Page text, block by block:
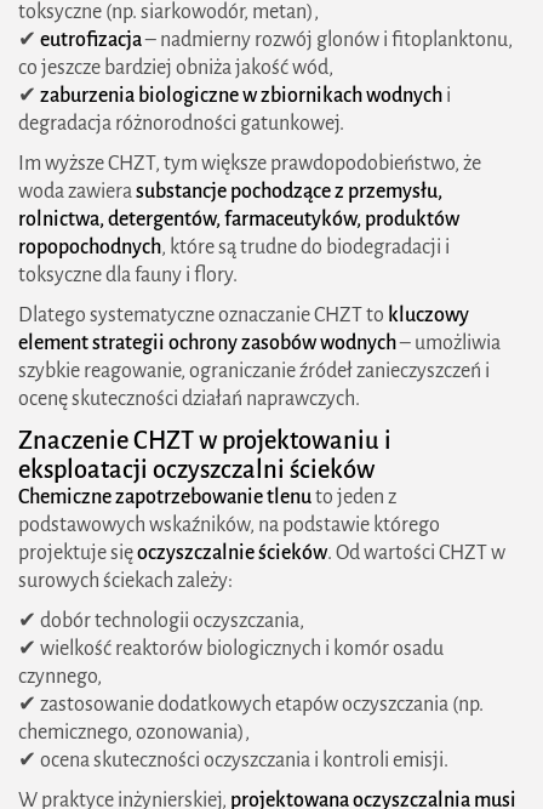
2026 zielonestrefy.pl Wszelkie prawa
zastrzeżone. Treści publikowane w serwisie są
chronione prawem autorskim.
toksyczne (np. siarkowodór, metan),
✔ eutrofizacja– nadmierny rozwój glonów i fitoplanktonu,
co jeszcze bardziej obniża jakość wód,
✔ zaburzenia biologiczne w zbiornikach wodnych i
degradacja różnorodności gatunkowej.
Im wyższe CHZT, tym większe prawdopodobieństwo, że
woda zawierasubstancje pochodzące z przemysłu,
rolnictwa, detergentów, farmaceutyków, produktów
ropopochodnych, które są trudne do biodegradacji i
toksyczne dla fauny i flory.
Dlatego systematyczne oznaczanie CHZT to kluczowy
element strategii ochrony zasobów wodnych– umożliwia
szybkie reagowanie, ograniczanie źródeł zanieczyszczeń i
ocenę skuteczności działań naprawczych.
Znaczenie CHZT w projektowaniu i
eksploatacji oczyszczalni ścieków
Chemiczne zapotrzebowanie tlenuto jeden z
podstawowych wskaźników, na podstawie którego
projektuje sięoczyszczalnie ścieków. Od wartości CHZT w
surowych ściekach zależy:
✔ dobór technologii oczyszczania,
✔ wielkość reaktorów biologicznych i komór osadu
czynnego,
✔ zastosowanie dodatkowych etapów oczyszczania (np.
chemicznego, ozonowania),
✔ ocena skuteczności oczyszczania i kontroli emisji.
W praktyce inżynierskiej, projektowana oczyszczalnia musi